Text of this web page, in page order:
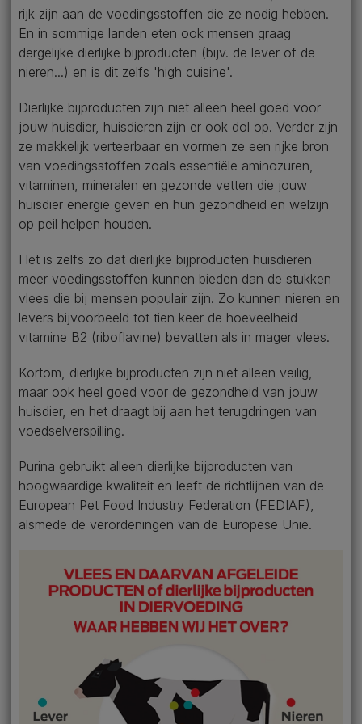
rijk zijn aan de voedingsstoffen die ze nodig hebben.
En in sommige landen eten ook mensen graag
dergelijke dierlijke bijproducten (bijv. de lever of de
nieren...) en is dit zelfs 'high cuisine'.
Dierlijke bijproducten zijn niet alleen heel goed voor
jouw huisdier, huisdieren zijn er ook dol op. Verder zijn
ze makkelijk verteerbaar en vormen ze een rijke bron
van voedingsstoffen zoals essentiële aminozuren,
vitaminen, mineralen en gezonde vetten die jouw
huisdier energie geven en hun gezondheid en welzijn
op peil helpen houden.
Het is zelfs zo dat dierlijke bijproducten huisdieren
meer voedingsstoffen kunnen bieden dan de stukken
vlees die bij mensen populair zijn. Zo kunnen nieren en
levers bijvoorbeeld tot tien keer de hoeveelheid
vitamine B2 (riboflavine) bevatten als in mager vlees.
Kortom, dierlijke bijproducten zijn niet alleen veilig,
maar ook heel goed voor de gezondheid van jouw
huisdier, en het draagt bij aan het terugdringen van
voedselverspilling.
Purina gebruikt alleen dierlijke bijproducten van
hoogwaardige kwaliteit en leeft de richtlijnen van de
European Pet Food Industry Federation (FEDIAF),
alsmede de verordeningen van de Europese Unie.